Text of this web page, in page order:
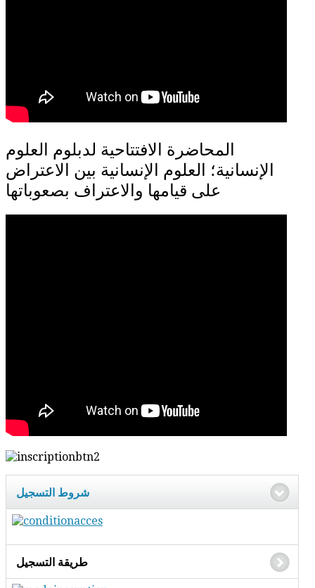
المحاضرة الافتتاحية لدبلوم العلوم
الإنسانية؛ العلوم الإنسانية بين الاعتراض
على قيامها والاعتراف بصعوباتها
شروط التسجيل
طريقة التسجيل